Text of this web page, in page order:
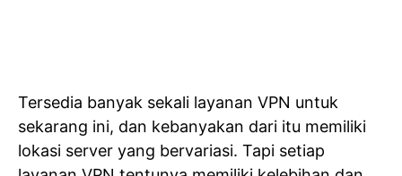
Tersedia banyak sekali layanan VPN untuk
sekarang ini, dan kebanyakan dari itu memiliki
lokasi server yang bervariasi. Tapi setiap